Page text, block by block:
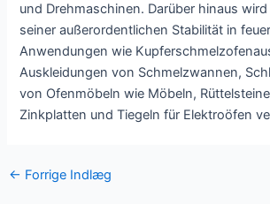
und Drehmaschinen. Darüber hinaus
seiner außerordentlichen Stabilität in
Anwendungen wie
Auskleidungen von Schmelzwannen,
von Ofenmöbeln wie Möbeln,
Zinkplatten und Tiegeln für Elektroöfen
Post
← Forrige Indlæg